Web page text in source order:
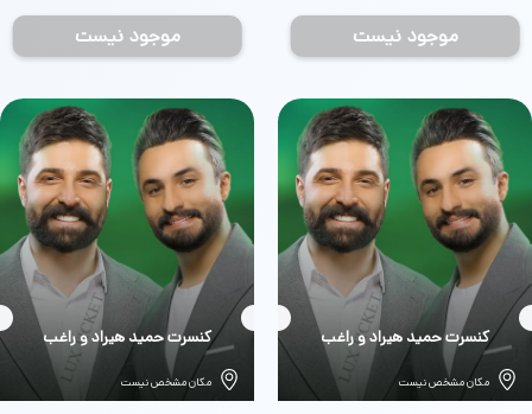
موجود نیست موجود نیست
بلیط
کنسرت حمید هیراد و راغب
مکان مشخص نیست
بلیط
کنسرت حمید هیراد و راغب
مکان مشخص نیست